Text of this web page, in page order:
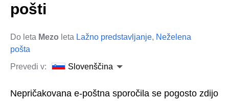
pošti
Do leta Mezo leta Lažno predstavljanje, Neželena
pošta
Prevedi v:
Slovenščina
Nepričakovana e-poštna sporočila se pogosto zdijo